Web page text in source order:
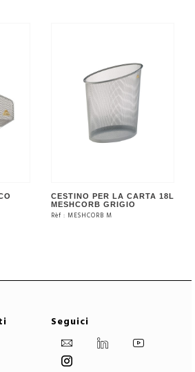
CESTINO PER LA CARTA 18L
MESHCORB GRIGIO
Rèf : MESHCORB M
Seguici